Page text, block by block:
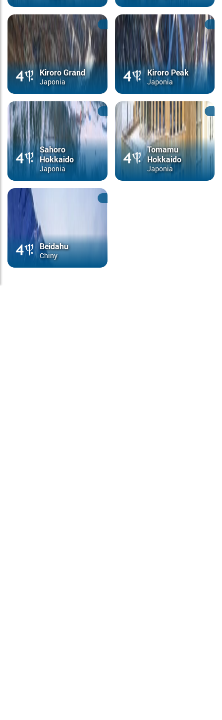
Kiroro Grand
Japonia
Kiroro Peak
Japonia
Sahoro
Hokkaido
Japonia
Tomamu
Hokkaido
Japonia
Beidahu
Chiny